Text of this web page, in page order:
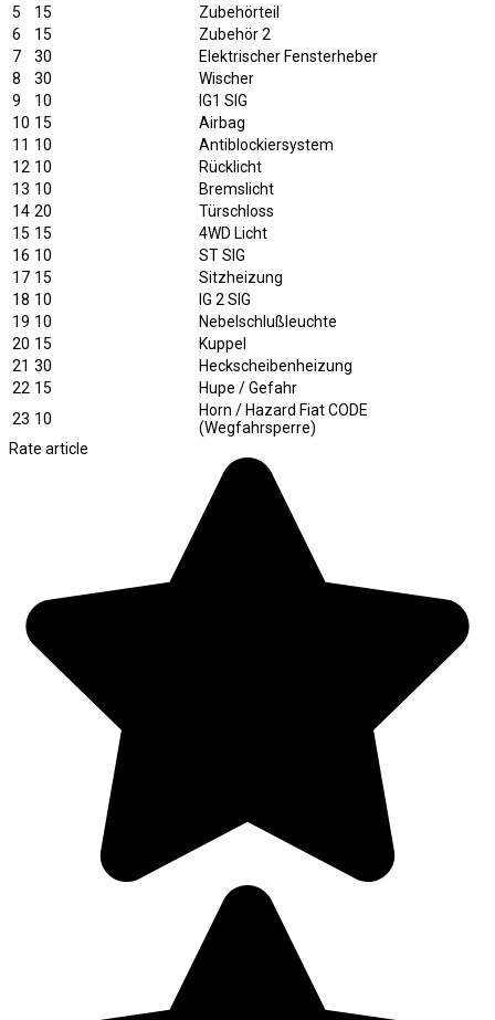
5
15
Zubehörteil
6
15
Zubehör 2
7
30
Elektrischer Fensterheber
8
30
Wischer
9
10
IG1 SIG
10 15
Airbag
11 10
Antiblockiersystem
12 10
Rücklicht
13 10
Bremslicht
14 20
Türschloss
15 15
4WD Licht
16 10
ST SIG
17 15
Sitzheizung
18 10
IG 2 SIG
19 10
Nebelschlußleuchte
20 15
Kuppel
21 30
Heckscheibenheizung
22 15
Hupe / Gefahr
23 10
Horn / Hazard Fiat CODE
(Wegfahrsperre)
Rate article